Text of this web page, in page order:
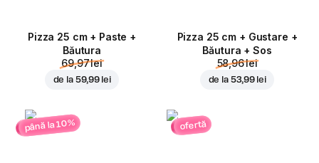
Pizza 25 cm + Paste +
Băutura
69,97 lei
de la 59,99 lei
Pizza 25 cm + Gustare +
Băutura + Sos
58,96 lei
de la 53,99 lei
până la 10% ofertă